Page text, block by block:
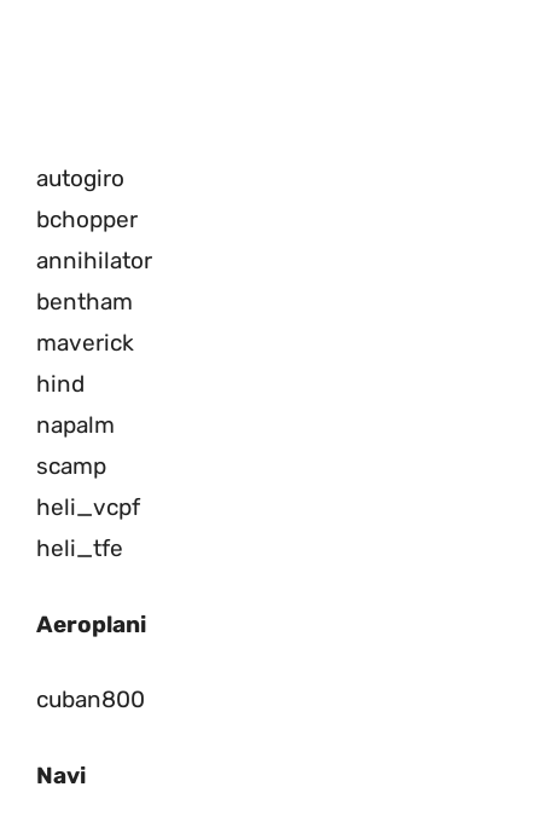
autogiro
bchopper
annihilator
bentham
maverick
hind
napalm
scamp
heli_vcpf
heli_tfe
Aeroplani
cuban800
Navi